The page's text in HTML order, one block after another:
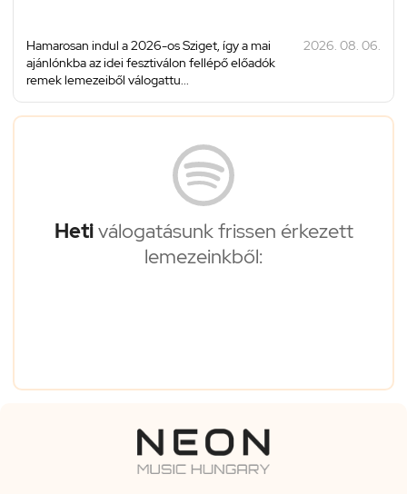
Hamarosan indul a 2026-os Sziget, így a mai
ajánlónkba az idei fesztiválon fellépő előadók
remek lemezeiből válogattu...
2026. 08. 06.
Hetiválogatásunk frissen érkezett
lemezeinkből: